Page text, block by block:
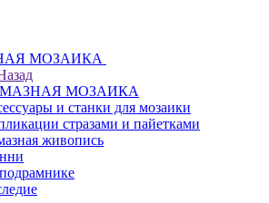
МОЗАИКА
МОЗАИКА
и станки для мозаики
стразами и пайетками
живопись